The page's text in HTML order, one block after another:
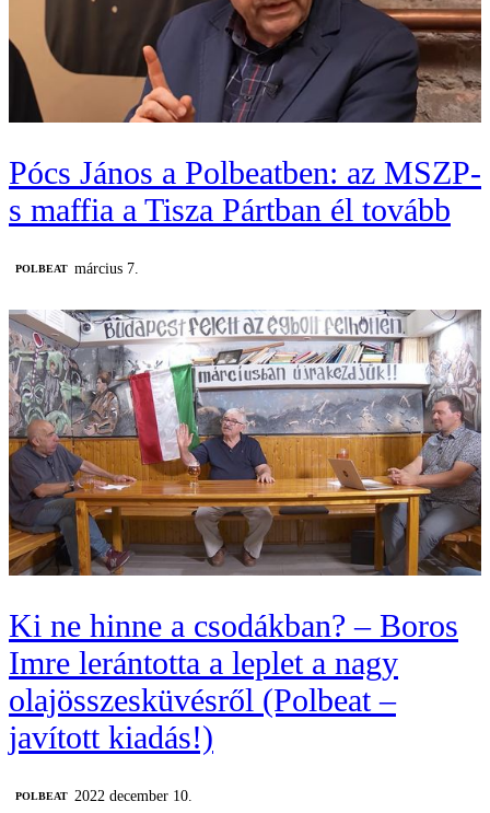
Pócs János a Polbeatben: az MSZP-
s maffia a Tisza Pártban él tovább
‎POLBEAT március 7.
Ki ne hinne a csodákban? – Boros
Imre lerántotta a leplet a nagy
olajösszesküvésről (Polbeat –
javított kiadás!)
‎POLBEAT
2022 december 10.